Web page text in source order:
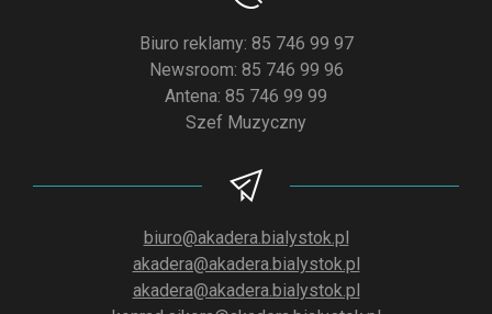
Biuro reklamy: 85 746 99 97
Newsroom: 85 746 99 96
Antena: 85 746 99 99
Szef Muzyczny
biuro@akadera.bialystok.pl
akadera@akadera.bialystok.pl
akadera@akadera.bialystok.pl